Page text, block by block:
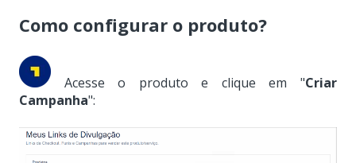
Como configurar o produto?
Acesse o produto e clique em "Criar
Campanha":